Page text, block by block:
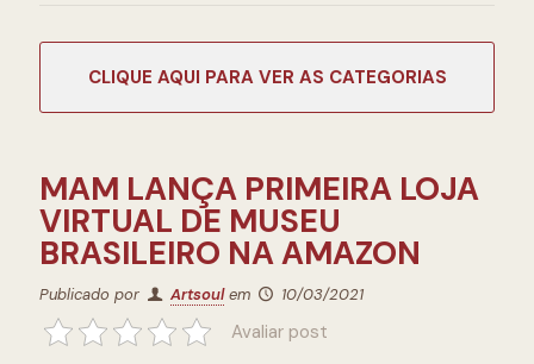
MAM LANÇA PRIMEIRA LOJA
VIRTUAL DE MUSEU
BRASILEIRO NA AMAZON
Publicado por Artsoul em 10/03/2021
Avaliar post
CATEGORIAS